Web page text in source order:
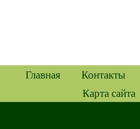
Главная Контакты
Карта сайта